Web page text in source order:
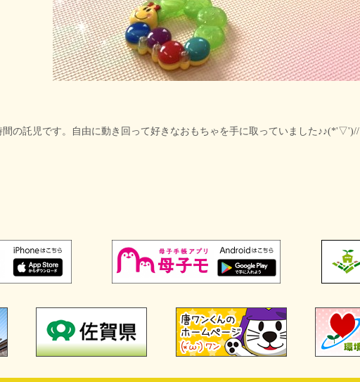
間の託児です。自由に動き回って好きなおもちゃを手に取っていました♪♪(*'▽')//